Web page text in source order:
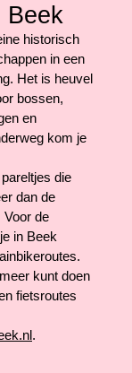
Beek
historisch
in een
Het is heuvel
bossen,
en
kom je
die
dan de
Voor de
in Beek
kunt doen
fietsroutes
.